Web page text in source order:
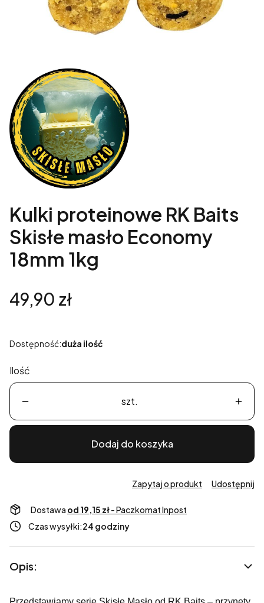
Kulki proteinowe RK Baits
Skisłe masło Economy
18mm 1kg
Cena
49,90 zł
Dostępność:duża ilość
Ilość
szt.
Dodaj do koszyka
Zapytaj o produkt Udostępnij
Dostawa od 19,15 zł- Paczkomat Inpost
Czas wysyłki:24 godziny
Opis: